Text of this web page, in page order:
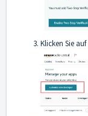
Klicken Sie